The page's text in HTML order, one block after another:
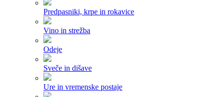
Predpasniki, krpe in rokavice
Vino in strežba
Odeje
Sveče in dišave
Ure in vremenske postaje